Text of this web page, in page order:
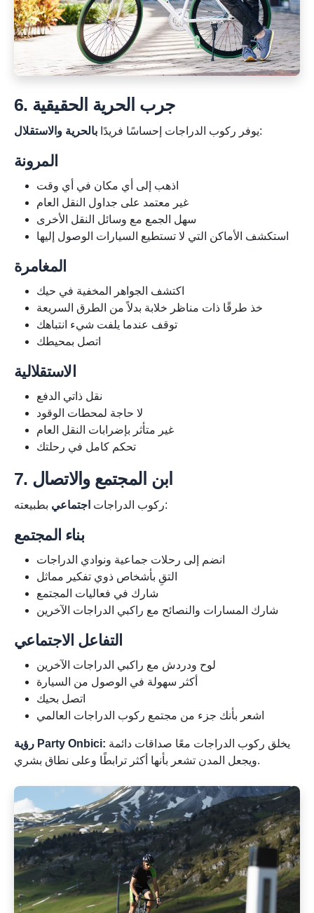
6. جرب الحرية الحقيقية
يوفر ركوب الدراجات إحساسًا فريدًا بالحرية والاستقلال :
المرونة
اذهب إلى أي مكان في أي وقت
غير معتمد على جداول النقل العام
سهل الجمع مع وسائل النقل الأخرى
استكشف الأماكن التي لا تستطيع السيارات الوصول إليها
المغامرة
اكتشف الجواهر المخفية في حيك
خذ طرقًا ذات مناظر خلابة بدلاً من الطرق السريعة
توقف عندما يلفت شيء انتباهك
اتصل بمحيطك
الاستقلالية
نقل ذاتي الدفع
لا حاجة لمحطات الوقود
غير متأثر بإضرابات النقل العام
تحكم كامل في رحلتك
7. ابن المجتمع والاتصال
ركوب الدراجات اجتماعي بطبيعته:
بناء المجتمع
انضم إلى رحلات جماعية ونوادي الدراجات
التقِ بأشخاص ذوي تفكير مماثل
شارك في فعاليات المجتمع
شارك المسارات والنصائح مع راكبي الدراجات الآخرين
التفاعل الاجتماعي
لوح ودردش مع راكبي الدراجات الآخرين
أكثر سهولة في الوصول من السيارة
اتصل بحيك
اشعر بأنك جزء من مجتمع ركوب الدراجات العالمي
رؤية Party Onbici:
ويجعل المدن تشعر بأنها أكثر ترابطًا وعلى نطاق بشري.